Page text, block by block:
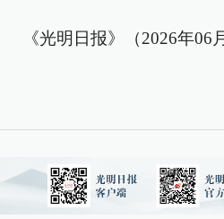
《光明日报》（2026年06